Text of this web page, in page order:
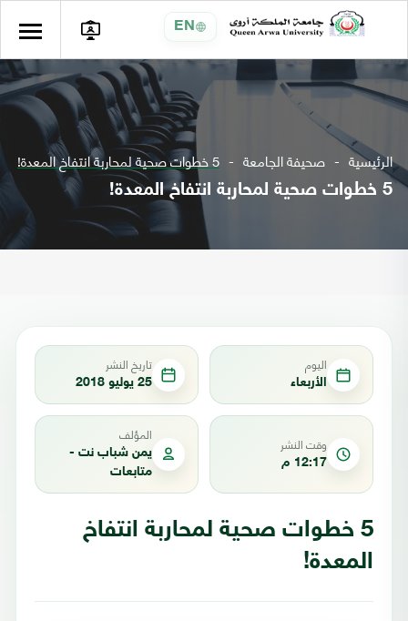
EN
الرئيسية صحيفة الجامعة 5 خطوات صحية لمحاربة انتفاخ المعدة!
5 خطوات صحية لمحاربة انتفاخ المعدة!
اليوم
الأربعاء
تاريخ النشر
25 يوليو 2018
وقت النشر
12:17 م
المؤلف
يمن شباب نت -
متابعات
5 خطوات صحية لمحاربة انتفاخ
المعدة!